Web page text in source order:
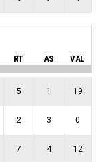
RT AS VAL
5 1 19
2 3 0
7 4 12